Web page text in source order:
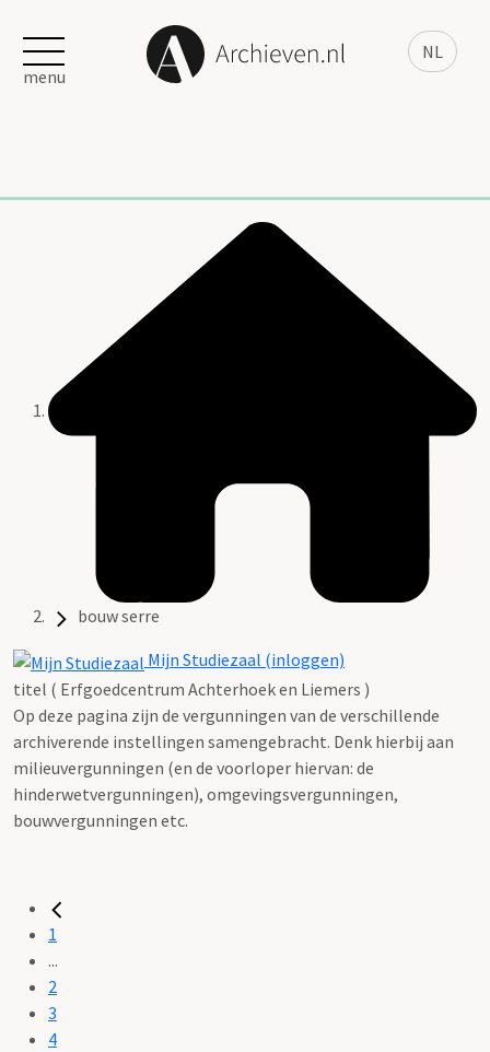
NL
menu
bouw serre
Mijn Studiezaal (inloggen)
titel ( Erfgoedcentrum Achterhoek en Liemers )
Op deze pagina zijn de vergunningen van de verschillende
archiverende instellingen samengebracht. Denk hierbij aan
milieuvergunningen (en de voorloper hiervan: de
hinderwetvergunningen), omgevingsvergunningen,
bouwvergunningen etc.
1
...
2
3
4